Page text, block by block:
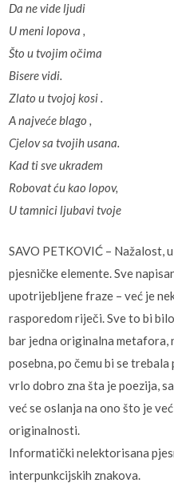
Da ne vide ljudi
U meni lopova ,
Što u tvojim očima
Bisere vidi.
Zlato u tvojoj kosi .
A najveće blago ,
Cjelov sa tvojih usana.
Kad ti sve ukradem
Robovat ću kao lopov,
U tamnici ljubavi tvoje
SAVO PETKOVIĆ – Nažalost,
pjesničke elemente. Sve
upotrijebljene fraze – već je
rasporedom riječi. Sve to bi
bar jedna originalna metafora,
posebna, po čemu bi se
vrlo dobro zna šta je poezija,
već se oslanja na ono što je
originalnosti.
Informatički nelektorisana
interpunkcijskih znakova.